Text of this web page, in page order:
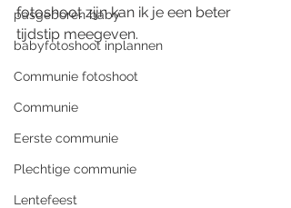
pasgeboren baby
babyfotoshoot inplannen
Communie fotoshoot
Communie
Eerste communie
Plechtige communie
Lentefeest
fotoshoot zijn kan ik je een beter
tijdstip meegeven.